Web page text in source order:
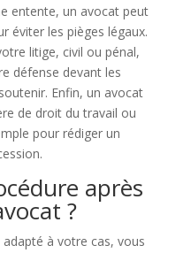
entente, un avocat peut
éviter les pièges légaux.
litige, civil ou pénal,
défense devant les
Enfin, un avocat
de droit du travail ou
pour rédiger un
après
?
à votre cas, vous